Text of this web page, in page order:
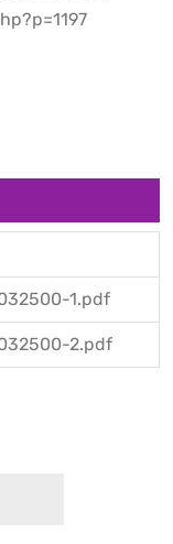
1.pdf
2.pdf